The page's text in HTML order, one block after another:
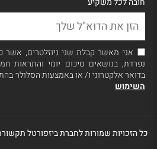
אני מאשר קבלת שני ניוזלטרים,
נפרדת, בנושאים סיכום יומי והתראות
בדואר אלקטרוני ו/ או באמצעות הסלולר
השימוש
כל הזכויות שמורות לחברת ביזפורטל